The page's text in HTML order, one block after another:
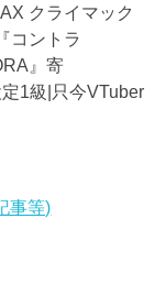
クライマック
コントラ
』寄
1級|只今VTuber
事等)